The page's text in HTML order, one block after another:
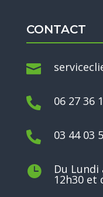
CONTACT

 06 27 36
 03 44 03
 Du Lundi
12h30 et